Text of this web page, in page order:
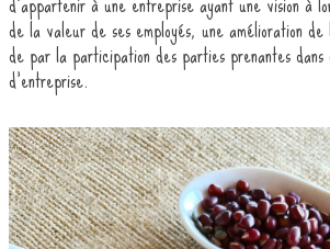
de la valeur de ses employés, une amélioration
de par la participation des parties prenantes
d’entreprise.